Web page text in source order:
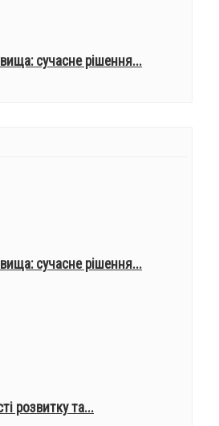
сучасне рішення...
сучасне рішення...
розвитку та...